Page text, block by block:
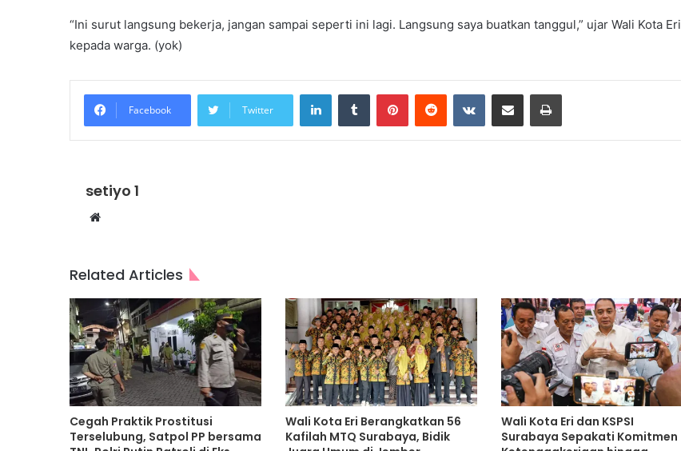
“Ini surut langsung bekerja, jangan sampai seperti ini lagi. Langsung saya buatkan tanggul,” ujar Wali Kota Eri
kepada warga. (yok)
Facebook Twitter
LinkedInTumblr PinterestReddit VKontakteShare via Email Print
setiyo 1
Website
Related Articles
Cegah Praktik Prostitusi
Terselubung, Satpol PP bersama
Wali Kota Eri Berangkatkan 56
Kafilah MTQ Surabaya, Bidik
Wali Kota Eri dan KSPSI
Surabaya Sepakati Komitmen